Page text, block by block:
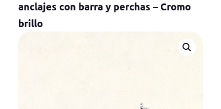
anclajes con barra y perchas – Cromo
brillo